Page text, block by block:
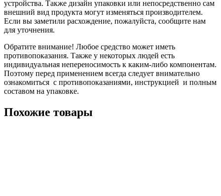
устройства. Также дизайн упаковки или непосредственно сам
внешний вид продукта могут изменяться производителем.
Если вы заметили расхождение, пожалуйста, сообщите нам
для уточнения.
Обратите внимание! Любое средство может иметь
противопоказания. Также у некоторых людей есть
индивидуальная непереносимость к каким-либо компонентам.
Поэтому перед применением всегда следует внимательно
ознакомиться с противопоказаниями, инструкцией и полным
составом на упаковке.
Похожие товары